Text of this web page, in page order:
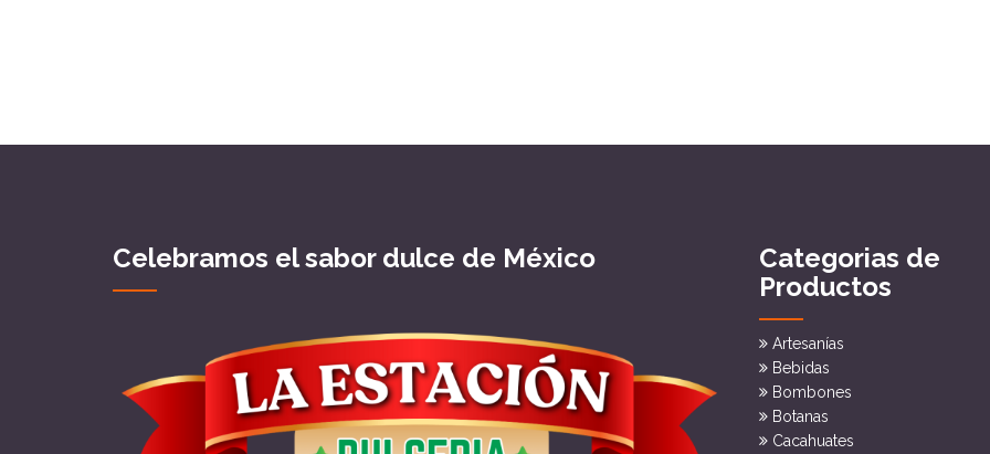
Celebramos el sabor dulce de México
Categorias de
Productos
Artesanías
Bebidas
Bombones
Botanas
Cacahuates